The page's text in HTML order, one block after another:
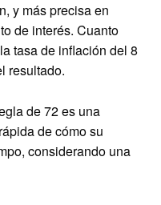
y más precisa en
de interés. Cuanto
tasa de inflación del 8
resultado.
de 72 es una
de cómo su
considerando una